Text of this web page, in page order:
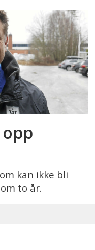
kan ikke bli
to år.